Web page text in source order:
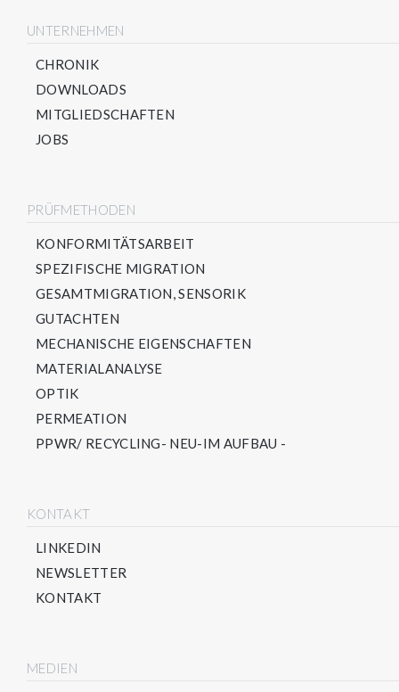
UNTERNEHMEN
CHRONIK
DOWNLOADS
MITGLIEDSCHAFTEN
JOBS
PRÜFMETHODEN
KONFORMITÄTSARBEIT
SPEZIFISCHE MIGRATION
GESAMTMIGRATION, SENSORIK
GUTACHTEN
MECHANISCHE EIGENSCHAFTEN
MATERIALANALYSE
OPTIK
PERMEATION
PPWR/ RECYCLING- NEU-IM AUFBAU -
KONTAKT
LINKEDIN
NEWSLETTER
KONTAKT
MEDIEN